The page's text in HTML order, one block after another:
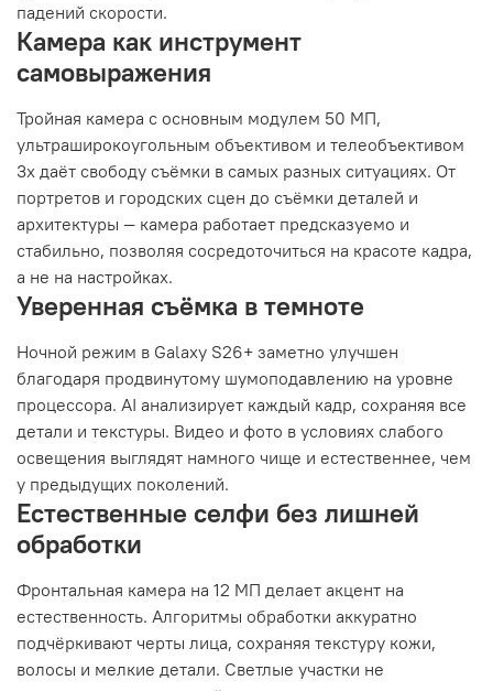
падений скорости.
Камера как инструмент
самовыражения
Тройная камера с основным модулем 50 МП,
ультраширокоугольным объективом и телеобъективом
3x даёт свободу съёмки в самых разных ситуациях. От
портретов и городских сцен до съёмки деталей и
архитектуры — камера работает предсказуемо и
стабильно, позволяя сосредоточиться на красоте кадра,
а не на настройках.
Уверенная съёмка в темноте
Ночной режим в Galaxy S26+ заметно улучшен
благодаря продвинутому шумоподавлению на уровне
процессора. AI анализирует каждый кадр, сохраняя все
детали и текстуры. Видео и фото в условиях слабого
освещения выглядят намного чище и естественнее, чем
у предыдущих поколений.
Естественные селфи без лишней
обработки
Фронтальная камера на 12 МП делает акцент на
естественность. Алгоритмы обработки аккуратно
подчёркивают черты лица, сохраняя текстуру кожи,
волосы и мелкие детали. Светлые участки не